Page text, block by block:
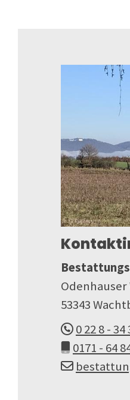
Odenhauser
53343
0 22 8 - 34
0171 - 64